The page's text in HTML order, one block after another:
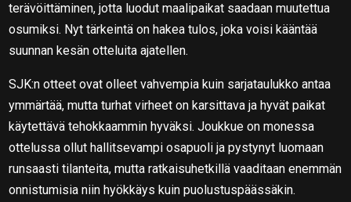
terävöittäminen, jotta luodut maalipaikat saadaan muutettua
osumiksi. Nyt tärkeintä on hakea tulos, joka voisi kääntää
suunnan kesän otteluita ajatellen.
SJK:n otteet ovat olleet vahvempia kuin sarjataulukko antaa
ymmärtää, mutta turhat virheet on karsittava ja hyvät paikat
käytettävä tehokkaammin hyväksi. Joukkue on monessa
ottelussa ollut hallitsevampi osapuoli ja pystynyt luomaan
runsaasti tilanteita, mutta ratkaisuhetkillä vaaditaan enemmän
onnistumisia niin hyökkäys kuin puolustuspäässäkin.